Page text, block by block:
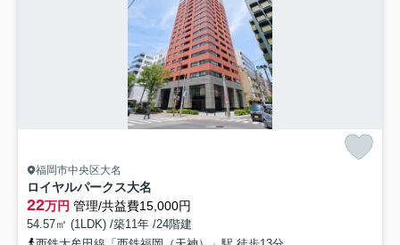
福岡市中央区大名
ロイヤルパークス大名
22万円 管理/共益費15,000円
54.57㎡ (1LDK) /築11年 /24階建